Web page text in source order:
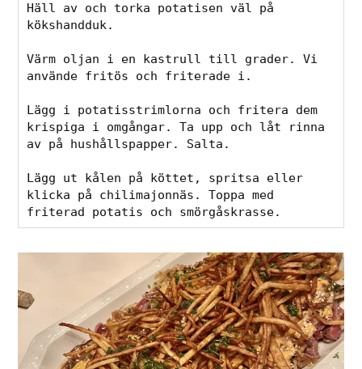
Häll av och torka potatisen väl på
kökshandduk.
Värm oljan i en kastrull till grader. Vi
använde fritös och friterade i.
Lägg i potatisstrimlorna och fritera dem
krispiga i omgångar. Ta upp och låt rinna
av på hushållspapper. Salta.
Lägg ut kålen på köttet, spritsa eller
klicka på chilimajonnäs. Toppa med
friterad potatis och smörgåskrasse.